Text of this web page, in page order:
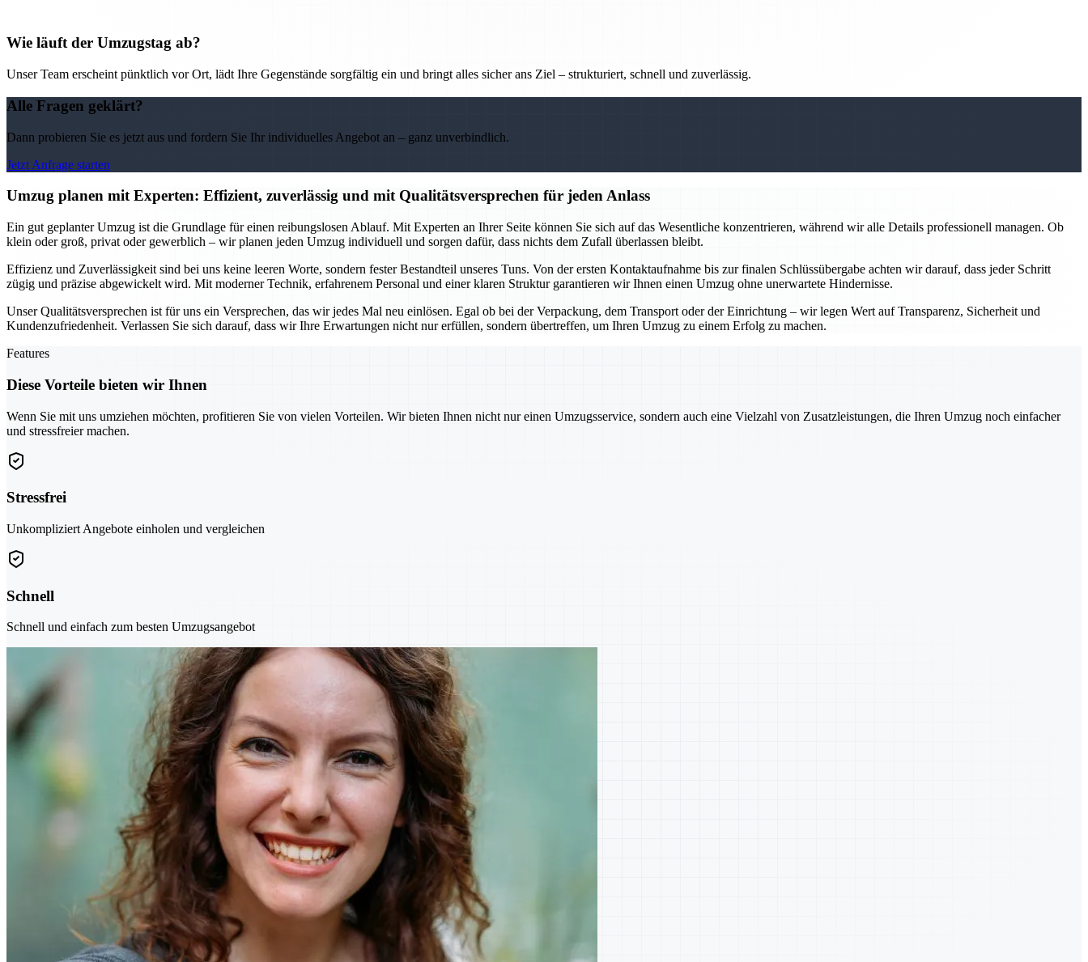
Wie läuft der Umzugstag ab?
Unser Team erscheint pünktlich vor Ort, lädt Ihre Gegenstände sorgfältig ein und bringt alles sicher ans Ziel – strukturiert, schnell und zuverlässig.
Alle Fragen geklärt?
Dann probieren Sie es jetzt aus und fordern Sie Ihr individuelles Angebot an – ganz unverbindlich.
Jetzt Anfrage starten
Umzug planen mit Experten: Effizient, zuverlässig und mit Qualitätsversprechen für jeden Anlass
Ein gut geplanter Umzug ist die Grundlage für einen reibungslosen Ablauf. Mit Experten an Ihrer Seite können Sie sich auf das Wesentliche konzentrieren, während wir alle Details professionell managen. Ob
klein oder groß, privat oder gewerblich – wir planen jeden Umzug individuell und sorgen dafür, dass nichts dem Zufall überlassen bleibt.
Effizienz und Zuverlässigkeit sind bei uns keine leeren Worte, sondern fester Bestandteil unseres Tuns. Von der ersten Kontaktaufnahme bis zur finalen Schlüssübergabe achten wir darauf, dass jeder Schritt
zügig und präzise abgewickelt wird. Mit moderner Technik, erfahrenem Personal und einer klaren Struktur garantieren wir Ihnen einen Umzug ohne unerwartete Hindernisse.
Unser Qualitätsversprechen ist für uns ein Versprechen, das wir jedes Mal neu einlösen. Egal ob bei der Verpackung, dem Transport oder der Einrichtung – wir legen Wert auf Transparenz, Sicherheit und
Kundenzufriedenheit. Verlassen Sie sich darauf, dass wir Ihre Erwartungen nicht nur erfüllen, sondern übertreffen, um Ihren Umzug zu einem Erfolg zu machen.
Features
Diese Vorteile bieten wir Ihnen
Wenn Sie mit uns umziehen möchten, profitieren Sie von vielen Vorteilen. Wir bieten Ihnen nicht nur einen Umzugsservice, sondern auch eine Vielzahl von Zusatzleistungen, die Ihren Umzug noch einfacher
und stressfreier machen.
Stressfrei
Unkompliziert Angebote einholen und vergleichen
Schnell
Schnell und einfach zum besten Umzugsangebot